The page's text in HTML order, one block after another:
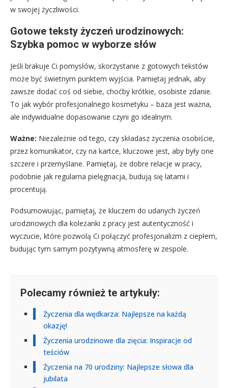
w swojej życzliwości.
Gotowe teksty życzeń urodzinowych:
Szybka pomoc w wyborze słów
Jeśli brakuje Ci pomysłów, skorzystanie z gotowych tekstów
może być świetnym punktem wyjścia. Pamiętaj jednak, aby
zawsze dodać coś od siebie, choćby krótkie, osobiste zdanie.
To jak wybór profesjonalnego kosmetyku – baza jest ważna,
ale indywidualne dopasowanie czyni go idealnym.
Ważne: Niezależnie od tego, czy składasz życzenia osobiście,
przez komunikator, czy na kartce, kluczowe jest, aby były one
szczere i przemyślane. Pamiętaj, że dobre relacje w pracy,
podobnie jak regularna pielęgnacja, budują się latami i
procentują.
Podsumowując, pamiętaj, że kluczem do udanych życzeń
urodzinowych dla koleżanki z pracy jest autentyczność i
wyczucie, które pozwolą Ci połączyć profesjonalizm z ciepłem,
budując tym samym pozytywną atmosferę w zespole.
Polecamy również te artykuły:
Życzenia dla wędkarza: Najlepsze na każdą
okazję!
Życzenia urodzinowe dla zięcia: Inspiracje od
teściów
Życzenia na 70 urodziny: Najlepsze słowa dla
jubilata